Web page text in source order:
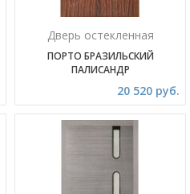
Дверь остекленная
ПОРТО БРАЗИЛЬСКИЙ
ПАЛИСАНДР
20 520 руб.